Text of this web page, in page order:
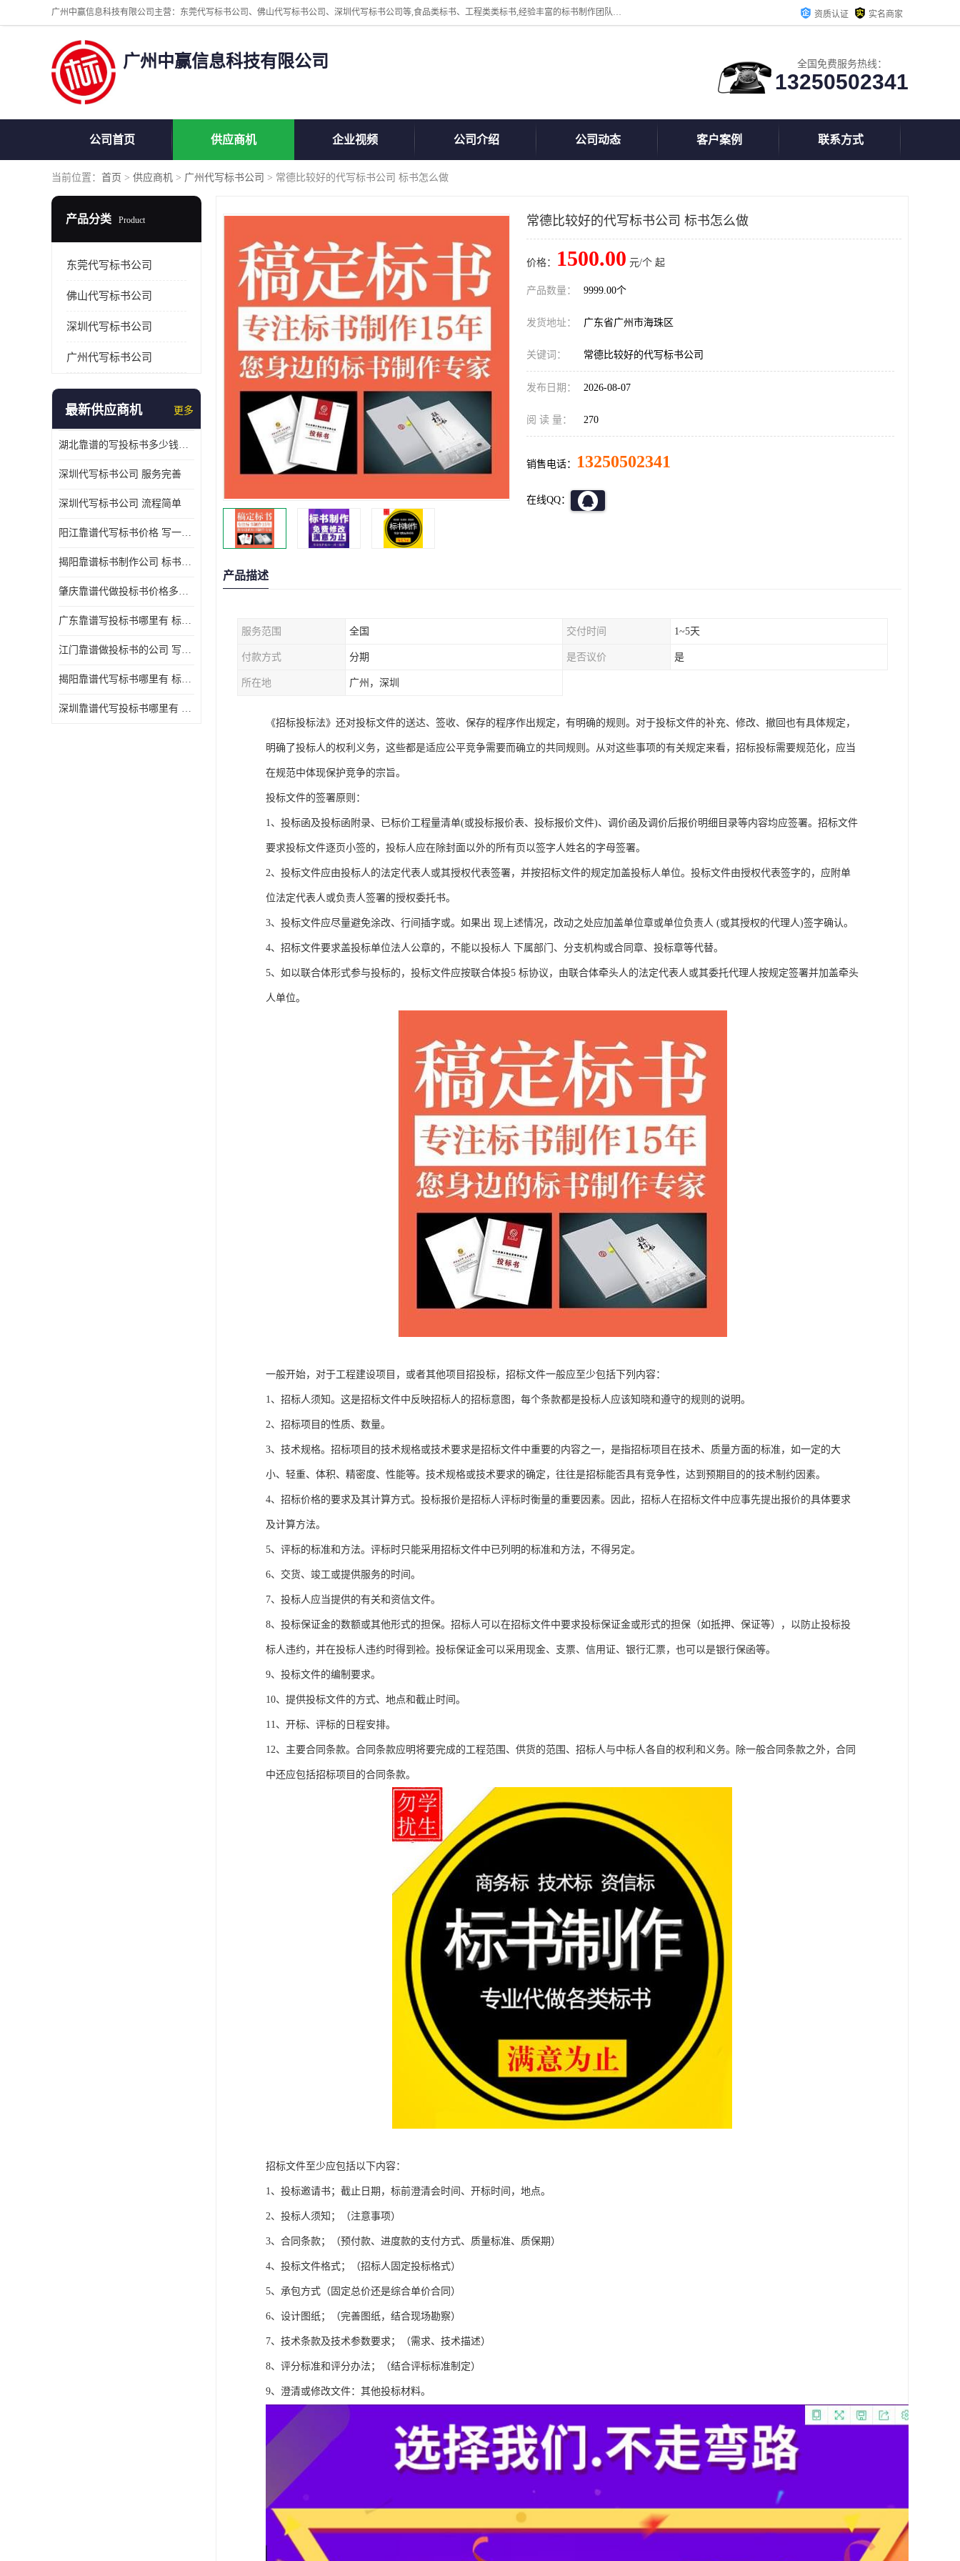
广州中赢信息科技有限公司主营：东莞代写标书公司、佛山代写标书公司、深圳代写标书公司等,食品类标书、工程类类标书,经验丰富的标书制作团队,24小时加急服务,多对一服务。 资质认证 实名商家
广州中赢信息科技有限公司 全国免费服务热线：
13250502341
公司首页 供应商机 企业视频 公司介绍 公司动态 客户案例 联系方式
当前位置： 首页 > 供应商机 > 广州代写标书公司 > 常德比较好的代写标书公司 标书怎么做
产品分类 Product
东莞代写标书公司
佛山代写标书公司
深圳代写标书公司
广州代写标书公司
最新供应商机 更多
湖北靠谱的写投标书多少钱一份 写一份标书多少钱
深圳代写标书公司 服务完善
深圳代写标书公司 流程简单
阳江靠谱代写标书价格 写一份标书多少钱
揭阳靠谱标书制作公司 标书好写吗
肇庆靠谱代做投标书价格多少 写一份标书多少钱
广东靠谱写投标书哪里有 标书好写吗
江门靠谱做投标书的公司 写一份标书多少钱
揭阳靠谱代写标书哪里有 标书怎么做
深圳靠谱代写投标书哪里有 标书好写吗
常德比较好的代写标书公司 标书怎么做
价格： 1500.00 元/个 起
产品数量： 9999.00个
发货地址： 广东省广州市海珠区
关键词： 常德比较好的代写标书公司
发布日期： 2026-08-07
阅 读 量： 270
销售电话： 13250502341
在线QQ：
产品描述
服务范围 全国 交付时间 1~5天
付款方式 分期 是否议价 是
所在地 广州，深圳
《招标投标法》还对投标文件的送达、签收、保存的程序作出规定，有明确的规则。对于投标文件的补充、修改、撤回也有具体规定，
明确了投标人的权利义务，这些都是适应公平竞争需要而确立的共同规则。从对这些事项的有关规定来看，招标投标需要规范化，应当
在规范中体现保护竞争的宗旨。
投标文件的签署原则：
1、投标函及投标函附录、已标价工程量清单(或投标报价表、投标报价文件)、调价函及调价后报价明细目录等内容均应签署。招标文件
要求投标文件逐页小签的，投标人应在除封面以外的所有页以签字人姓名的字母签署。
2、投标文件应由投标人的法定代表人或其授权代表签署，并按招标文件的规定加盖投标人单位。投标文件由授权代表签字的，应附单
位法定代表人或负责人签署的授权委托书。
3、投标文件应尽量避免涂改、行间插字或。如果出 现上述情况，改动之处应加盖单位章或单位负责人 (或其授权的代理人)签字确认。
4、招标文件要求盖投标单位法人公章的，不能以投标人 下属部门、分支机构或合同章、投标章等代替。
5、如以联合体形式参与投标的，投标文件应按联合体投5 标协议，由联合体牵头人的法定代表人或其委托代理人按规定签署并加盖牵头
人单位。
一般开始，对于工程建设项目，或者其他项目招投标，招标文件一般应至少包括下列内容：
1、招标人须知。这是招标文件中反映招标人的招标意图，每个条款都是投标人应该知晓和遵守的规则的说明。
2、招标项目的性质、数量。
3、技术规格。招标项目的技术规格或技术要求是招标文件中重要的内容之一，是指招标项目在技术、质量方面的标准，如一定的大
小、轻重、体积、精密度、性能等。技术规格或技术要求的确定，往往是招标能否具有竞争性，达到预期目的的技术制约因素。
4、招标价格的要求及其计算方式。投标报价是招标人评标时衡量的重要因素。因此，招标人在招标文件中应事先提出报价的具体要求
及计算方法。
5、评标的标准和方法。评标时只能采用招标文件中已列明的标准和方法，不得另定。
6、交货、竣工或提供服务的时间。
7、投标人应当提供的有关和资信文件。
8、投标保证金的数额或其他形式的担保。招标人可以在招标文件中要求投标保证金或形式的担保（如抵押、保证等），以防止投标投
标人违约，并在投标人违约时得到裣。投标保证金可以采用现金、支票、信用证、银行汇票，也可以是银行保函等。
9、投标文件的编制要求。
10、提供投标文件的方式、地点和截止时间。
11、开标、评标的日程安排。
12、主要合同条款。合同条款应明将要完成的工程范围、供货的范围、招标人与中标人各自的权利和义务。除一般合同条款之外，合同
中还应包括招标项目的合同条款。
招标文件至少应包括以下内容：
1、投标邀请书；截止日期，标前澄清会时间、开标时间，地点。
2、投标人须知；（注意事项）
3、合同条款；（预付款、进度款的支付方式、质量标准、质保期）
4、投标文件格式；（招标人固定投标格式）
5、承包方式（固定总价还是综合单价合同）
6、设计图纸；（完善图纸，结合现场勘察）
7、技术条款及技术参数要求；（需求、技术描述）
8、评分标准和评分办法；（结合评标标准制定）
9、澄清或修改文件：其他投标材料。